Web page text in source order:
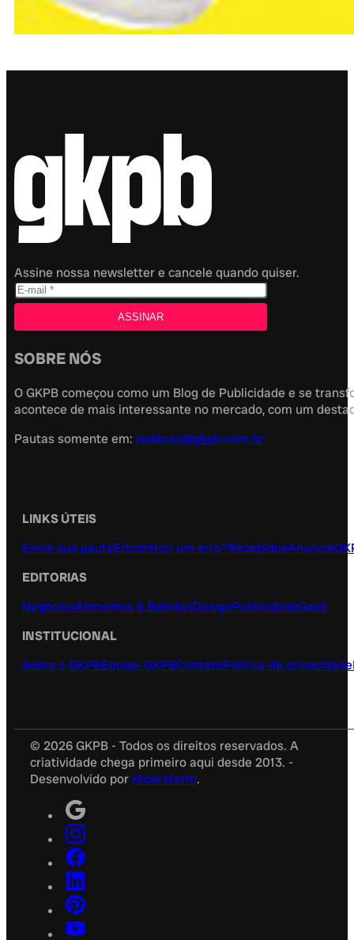
Assine nossa newsletter e cancele quando quiser.
SOBRE NÓS
O GKPB começou como um Blog de Publicidade e se
acontece de mais interessante no mercado, com um
Pautas somente em: redacao@gkpb.com.br
LINKS ÚTEIS
Envie sua pautaEncontrou um erro?RecebidosAnuncie
EDITORIAS
NegóciosAlimentos & BebidasDesignPublicidadeGeek
INSTITUCIONAL
Sobre o GKPBEquipe GKPBContatoPolítica de privacidade
© 2026 GKPB - Todos os direitos reservados. A
criatividade chega primeiro aqui desde 2013. -
Desenvolvido por Hiperstorm.